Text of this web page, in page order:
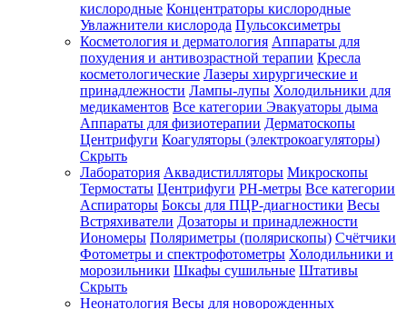
кислородные Концентраторы кислородные
Увлажнители кислорода Пульсоксиметры
Косметология и дерматология Аппараты для
похудения и антивозрастной терапии Кресла
косметологические Лазеры хирургические и
принадлежности Лампы-лупы Холодильники для
медикаментов Все категории Эвакуаторы дыма
Аппараты для физиотерапии Дерматоскопы
Центрифуги Коагуляторы (электрокоагуляторы)
Скрыть
Лаборатория Аквадистилляторы Микроскопы
Термостаты Центрифуги PH-метры Все категории
Аспираторы Боксы для ПЦР-диагностики Весы
Встряхиватели Дозаторы и принадлежности
Иономеры Поляриметры (полярископы) Счётчики
Фотометры и спектрофотометры Холодильники и
морозильники Шкафы сушильные Штативы
Скрыть
Неонатология Весы для новорожденных